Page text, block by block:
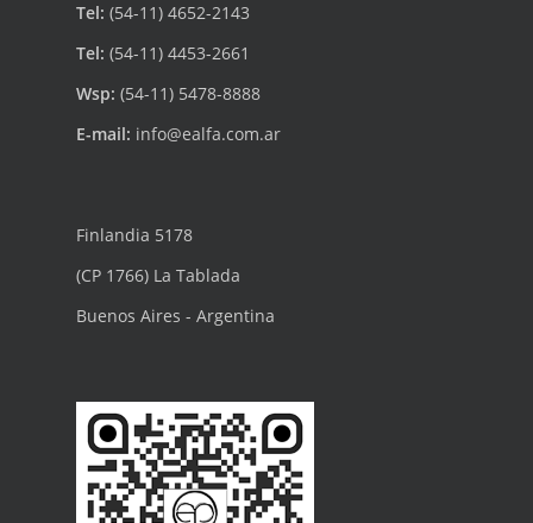
Tel: (54-11) 4652-2143
Tel: (54-11) 4453-2661
Wsp: (54-11) 5478-8888
E-mail: info@ealfa.com.ar
Finlandia 5178
(CP 1766) La Tablada
Buenos Aires - Argentina